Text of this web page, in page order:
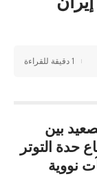
1 دقيقة للقراءة
بين
حدة التوتر
نووية